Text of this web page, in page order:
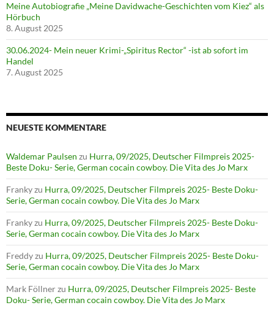
Meine Autobiografie „Meine Davidwache-Geschichten vom Kiez“ als
Hörbuch
8. August 2025
30.06.2024- Mein neuer Krimi-„Spiritus Rector“ -ist ab sofort im
Handel
7. August 2025
NEUESTE KOMMENTARE
Waldemar Paulsen zu Hurra, 09/2025, Deutscher Filmpreis 2025-
Beste Doku- Serie, German cocain cowboy. Die Vita des Jo Marx
Frankyzu Hurra, 09/2025, Deutscher Filmpreis 2025- Beste Doku-
Serie, German cocain cowboy. Die Vita des Jo Marx
Frankyzu Hurra, 09/2025, Deutscher Filmpreis 2025- Beste Doku-
Serie, German cocain cowboy. Die Vita des Jo Marx
Freddyzu Hurra, 09/2025, Deutscher Filmpreis 2025- Beste Doku-
Serie, German cocain cowboy. Die Vita des Jo Marx
Mark Föllnerzu Hurra, 09/2025, Deutscher Filmpreis 2025- Beste
Doku- Serie, German cocain cowboy. Die Vita des Jo Marx